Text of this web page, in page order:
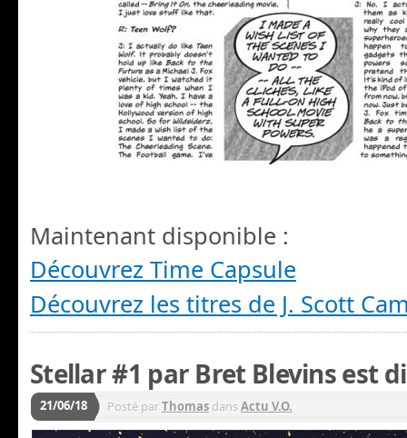
Maintenant disponible :
Découvrez Time Capsule
Découvrez les titres de J. Scott
Stellar #1 par Bret Blevins est
21/06/18 Posté parThomas dansActu V.O.